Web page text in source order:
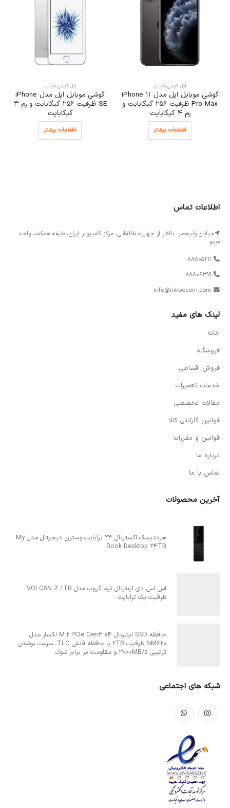
اپل, گوشی موبایل
گوشی موبایل اپل مدل iPhone
SE ظرفیت 256 گیگابایت و رم 3
گیگابایت
اطلاعات بیشتر
در انبار موجود نمی باشد
شیائومی,گوشی موبایل
گوشی موبایل شیائومی مدل
Redmi 9a ظرفیت 32 گیگابایت و
رم 2 گیگابایت
اطلاعات بیشتر
اطلاعات تماس
خیابان ولیعصر، بالاتر از چهارراه طالقانی، مرکز کامپیوتر ایران، طبقه همکف، واحد
413
88805211
88806399
info@nikoocom.com
لینک های مفید
خانه
فروشگاه
فروش اقساطی
خدمات تعمیرات
مقالات تخصصی
قوانین گارانتی کالا
قوانین و مقررات
درباره ما
تماس با ما
آخرین محصولات
هارددیسک اکسترنال 24 ترابایت وسترن دیجیتال مدل My
Book Desktop 24TB
اس اس دی اینترنال تیم گروپ مدل VOLCAN Z 1TB
ظرفیت یک ترابایت
حافظه SSD اینترنال M.2 PCIe Gen3 x4 لکسار مدل
NM620 ظرفیت 2TB با حافظه فلش TLC، سرعت نوشتن
ترتیبی 3000MB/s و مقاومت در برابر شوک
شبکه های اجتماعی